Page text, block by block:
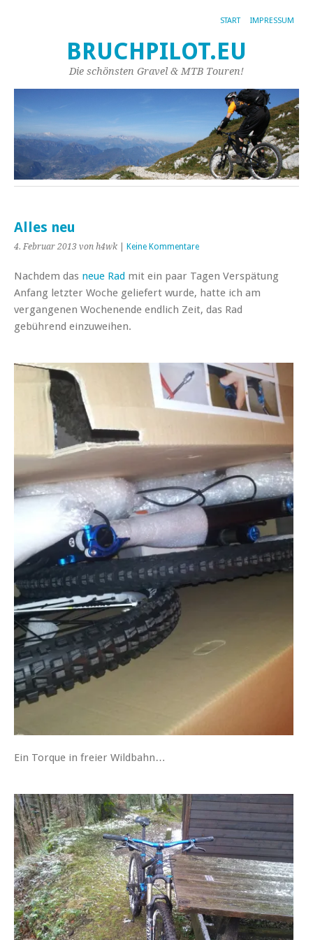
START IMPRESSUM
BRUCHPILOT.EU
Die schönsten Gravel & MTB Touren!
Alles neu
4. Februar 2013 von h4wk Keine Kommentare
Nachdem das neue Rad mit ein paar Tagen Verspätung
Anfang letzter Woche geliefert wurde, hatte ich am
vergangenen Wochenende endlich Zeit, das Rad
gebührend einzuweihen.
Ein Torque in freier Wildbahn…